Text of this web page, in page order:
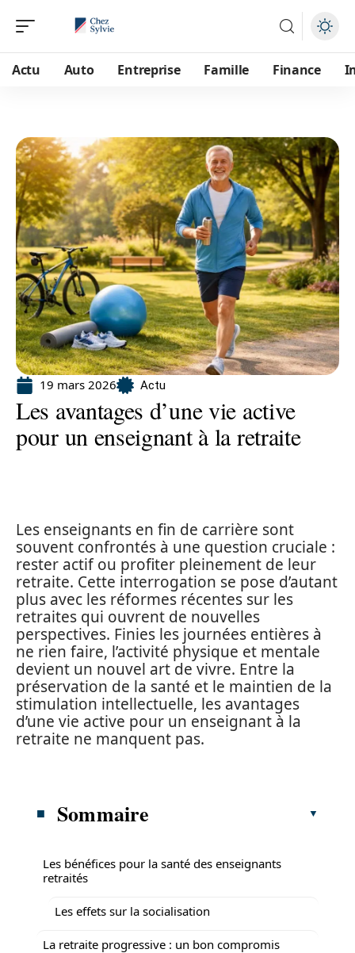
Actu Auto Entreprise Famille Finance
19 mars 2026 Actu
Les avantages d’une vie active
pour un enseignant à la retraite
Les enseignants en fin de carrière sont
souvent confrontés à une question cruciale :
rester actif ou profiter pleinement de leur
retraite. Cette interrogation se pose d’autant
plus avec les réformes récentes sur les
retraites qui ouvrent de nouvelles
perspectives. Finies les journées entières à
ne rien faire, l’activité physique et mentale
devient un nouvel art de vivre. Entre la
préservation de la santé et le maintien de la
stimulation intellectuelle, les avantages
d’une vie active pour un enseignant à la
retraite ne manquent pas.
Sommaire
Les bénéfices pour la santé des enseignants
retraités
Les effets sur la socialisation
La retraite progressive : un bon compromis